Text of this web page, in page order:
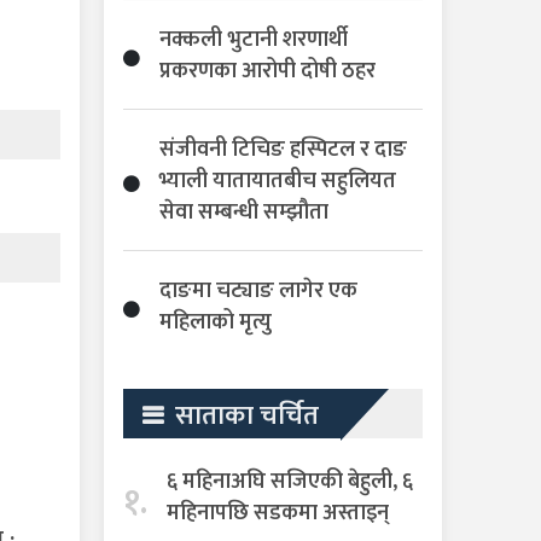
नक्कली भुटानी शरणार्थी
प्रकरणका आरोपी दोषी ठहर
संजीवनी टिचिङ हस्पिटल र दाङ
भ्याली यातायातबीच सहुलियत
सेवा सम्बन्धी सम्झौता
दाङमा चट्याङ लागेर एक
महिलाको मृत्यु
साताका चर्चित
१. ६ महिनाअघि सजिएकी बेहुली, ६
महिनापछि सडकमा अस्ताइन्